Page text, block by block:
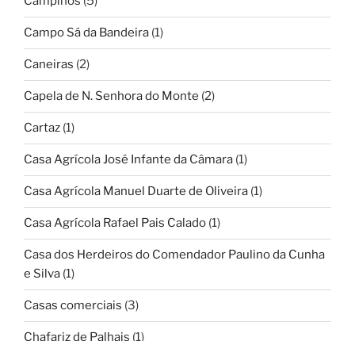
Campo Sá da Bandeira (1)
Caneiras (2)
Capela de N. Senhora do Monte (2)
Cartaz (1)
Casa Agrícola José Infante da Câmara (1)
Casa Agrícola Manuel Duarte de Oliveira (1)
Casa Agrícola Rafael Pais Calado (1)
Casa dos Herdeiros do Comendador Paulino da Cunha
e Silva (1)
Casas comerciais (3)
Chafariz de Palhais (1)